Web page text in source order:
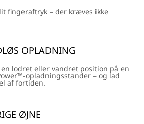
fingeraftryk – der kræves ikke
OPLADNING
lodret eller vandret position på en
opladningsstander – og lad
af fortiden.
ØJNE